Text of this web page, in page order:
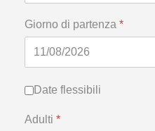
Giorno di partenza *
Date flessibili
Date flessibili
Adulti *